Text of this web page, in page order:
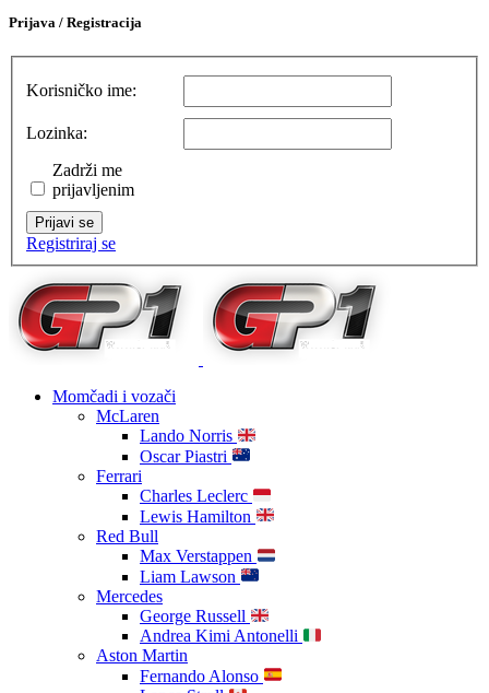
Prijava / Registracija
Korisničko ime:
Lozinka:
Zadrži me
prijavljenim
Prijavi se
Registriraj se
Momčadi i vozači
McLaren
Lando Norris
Oscar Piastri
Ferrari
Charles Leclerc
Lewis Hamilton
Red Bull
Max Verstappen
Liam Lawson
Mercedes
George Russell
Andrea Kimi Antonelli
Aston Martin
Fernando Alonso